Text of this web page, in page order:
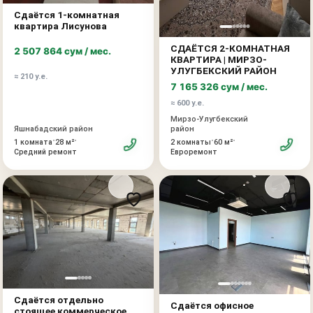
Сдаётся 1-комнатная
квартира Лисунова
2 507 864 сум / мес.
≈ 210 у.е.
Яшнабадский район
1 комната•28 м²•
Средний ремонт
СДАЁТСЯ 2-КОМНАТНАЯ
КВАРТИРА | МИРЗО-
УЛУГБЕКСКИЙ РАЙОН
7 165 326 сум / мес.
≈ 600 у.е.
Мирзо-Улугбекский
район
2 комнаты•60 м²•
Евроремонт
Сдаётся отдельно
Сдаётся офисное